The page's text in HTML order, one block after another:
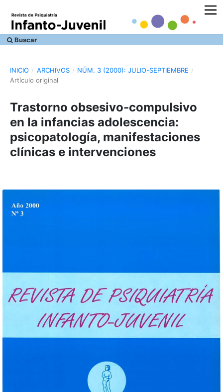
Buscar
INICIO / ARCHIVOS / NÚM. 3 (2000): JULIO-SEPTIEMBRE /
Artículo original
Trastorno obsesivo-compulsivo
en la infancias adolescencia:
psicopatolo­gía, manifestaciones
clínicas e inter­venciones